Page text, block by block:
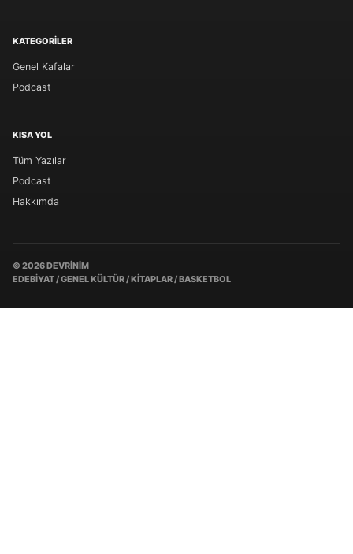
KATEGORILER
Genel Kafalar
Podcast
KISA YOL
Tüm Yazılar
Podcast
Hakkımda
© 2026 DEVRINIM
EDEBIYAT / GENEL KÜLTÜR / KITAPLAR / BASKETBOL